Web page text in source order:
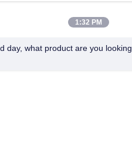
Redonda Para Escritorio
1:32 PM
day, what product are you looking